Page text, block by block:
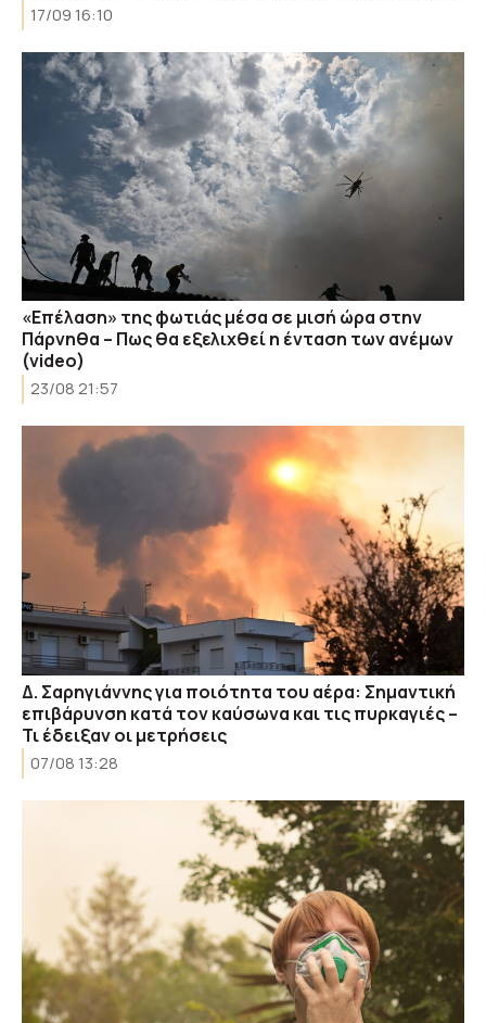
17/09 16:10
«Επέλαση» της φωτιάς μέσα σε μισή ώρα στην
Πάρνηθα – Πως θα εξελιχθεί η ένταση των ανέμων
(video)
23/08 21:57
Δ. Σαρηγιάννης για ποιότητα του αέρα: Σημαντική
επιβάρυνση κατά τον καύσωνα και τις πυρκαγιές –
Τι έδειξαν οι μετρήσεις
07/08 13:28